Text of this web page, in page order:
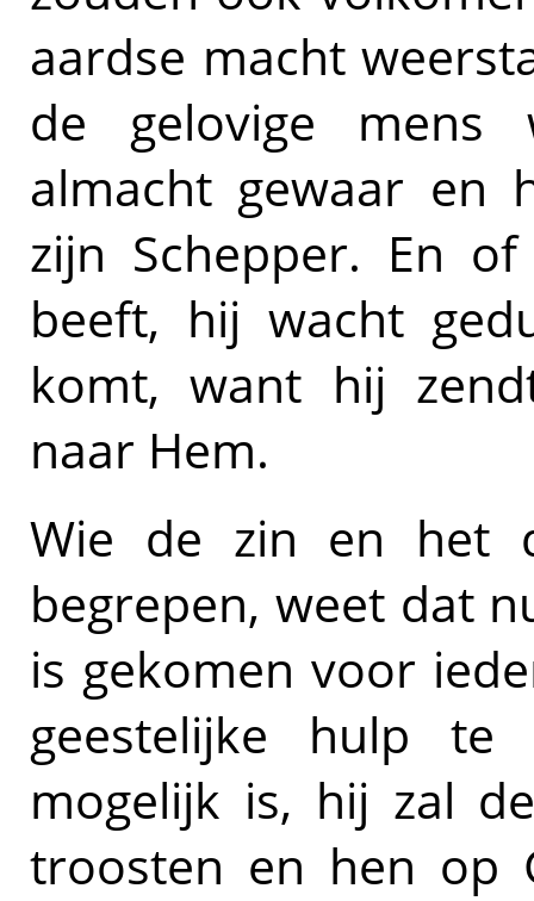
aardse macht
de gelovige
almacht gewaar en
zijn Schepper. En
beeft, hij wacht
komt, want hij
naar Hem.
Wie de zin en het
begrepen, weet dat
is gekomen voor
geestelijke hulp
mogelijk is, hij zal
troosten en hen op